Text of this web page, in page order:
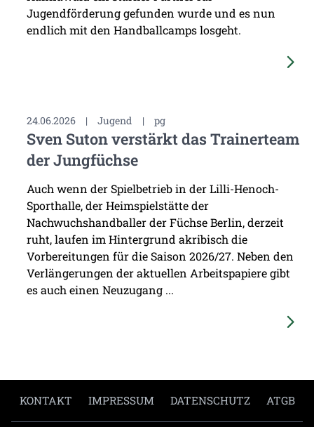
Jugendförderung gefunden wurde und es nun
endlich mit den Handballcamps losgeht.
24.06.2026 | Jugend | pg
Sven Suton verstärkt das Trainerteam
der Jungfüchse
Auch wenn der Spielbetrieb in der Lilli-Henoch-
Sporthalle, der Heimspielstätte der
Nachwuchshandballer der Füchse Berlin, derzeit
ruht, laufen im Hintergrund akribisch die
Vorbereitungen für die Saison 2026/27. Neben den
Verlängerungen der aktuellen Arbeitspapiere gibt
es auch einen Neuzugang ...
KONTAKT IMPRESSUM DATENSCHUTZ ATGB